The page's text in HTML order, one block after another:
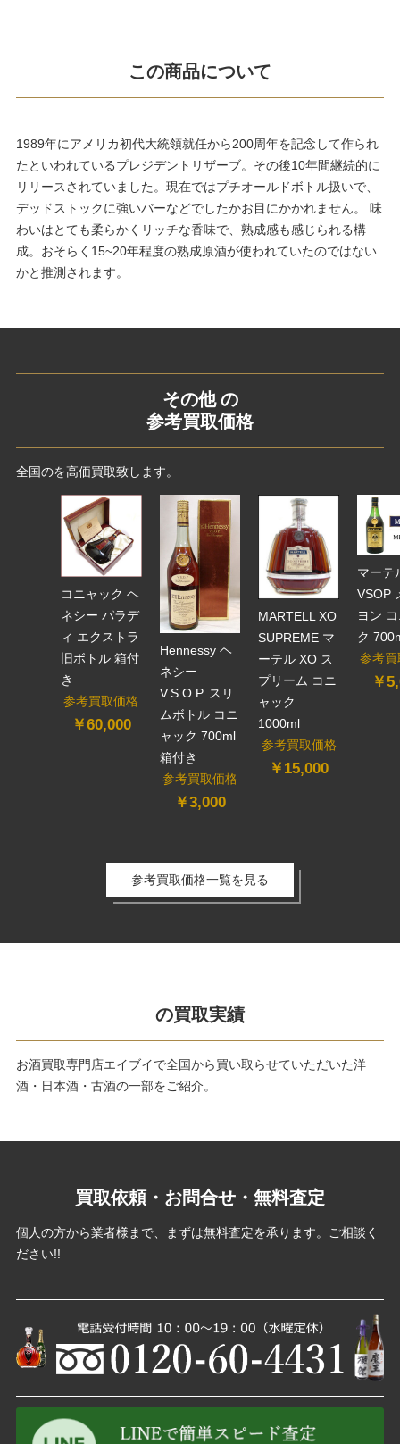
この商品について
1989年にアメリカ初代大統領就任から200周年を記念して作られ
たといわれているプレジデントリザーブ。その後10年間継続的に
リリースされていました。現在ではプチオールドボトル扱いで、
デッドストックに強いバーなどでしたかお目にかかれません。 味
わいはとても柔らかくリッチな香味で、熟成感も感じられる構
成。おそらく15~20年程度の熟成原酒が使われていたのではない
かと推測されます。
その他 の
参考買取価格
全国のを高価買取致します。
コニャック ヘ
ネシー パラデ
ィ エクストラ
旧ボトル 箱付
き
参考買取価格
￥60,000
Hennessy ヘ
ネシー
V.S.O.P. スリ
ムボトル コニ
ャック 700ml
箱付き
参考買取価格
￥3,000
MARTELL XO
SUPREME マ
ーテル XO ス
プリーム コニ
ャック
1000ml
参考買取価格
￥15,000
マーテ
VSOP
ヨン
ク
参考
￥
参考買取価格一覧を見る
の買取実績
お酒買取専門店エイブイで全国から買い取らせていただいた洋
酒・日本酒・古酒の一部をご紹介。
買取依頼・お問合せ・無料査定
個人の方から業者様まで、まずは無料査定を承ります。ご相談く
ださい!!